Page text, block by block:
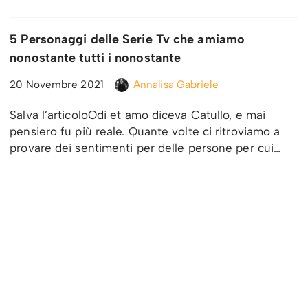
5 Personaggi delle Serie Tv che amiamo
nonostante tutti i nonostante
20 Novembre 2021 Annalisa Gabriele
Salva l’articoloOdi et amo diceva Catullo, e mai
pensiero fu più reale. Quante volte ci ritroviamo a
provare dei sentimenti per delle persone per cui…